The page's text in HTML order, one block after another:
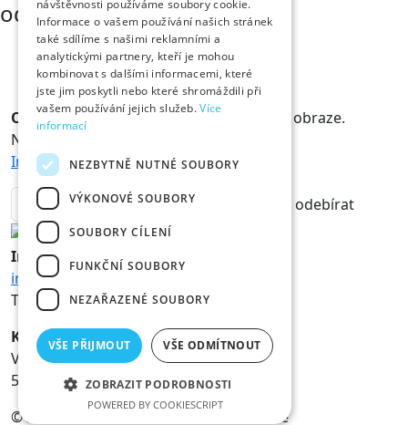
oddělení v divadle
Odběr novinekKrálové a Královny jsou v obraze.
Novinky vám rádi doručíme na mail.
Informace o zpracování osobních údajů
odebírat
Informace
info@hk800.cz
T:
+420 734 561 247
Kancelář oslav
Velké náměstí 1/3
500 03 Hradec Králové
© 2026 Statutární město Hradec Králové
návštěvnosti používáme soubory cookie.
Informace o vašem používání našich stránek
také sdílíme s našimi reklamními a
analytickými partnery, kteří je mohou
kombinovat s dalšími informacemi, které
jste jim poskytli nebo které shromáždili při
vašem používání jejich služeb.Více
informací
NEZBYTNĚ NUTNÉ SOUBORY
VÝKONOVÉ SOUBORY
SOUBORY CÍLENÍ
FUNKČNÍ SOUBORY
NEZAŘAZENÉ SOUBORY
VŠE PŘIJMOUT VŠE ODMÍTNOUT
ZOBRAZIT PODROBNOSTI
POWERED BY COOKIESCRIPT